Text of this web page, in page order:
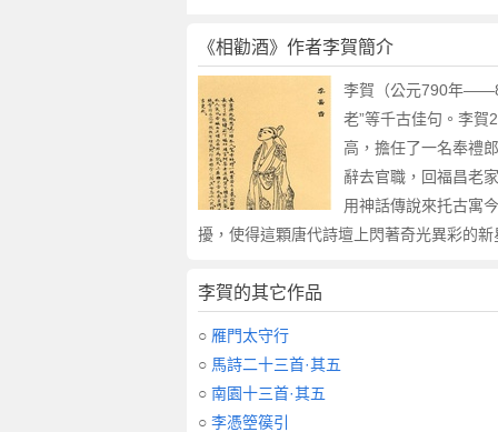
《相勸酒》作者李賀簡介
李賀（公元790年
老”等千古佳句。李賀
高，擔任了一名奉禮
辭去官職，回福昌老
用神話傳說來托古寓
擾，使得這顆唐代詩壇上閃著奇光異彩的
李賀的其它作品
○ 雁門太守行
○ 馬詩二十三首·其五
○ 南園十三首·其五
○ 李憑箜篌引